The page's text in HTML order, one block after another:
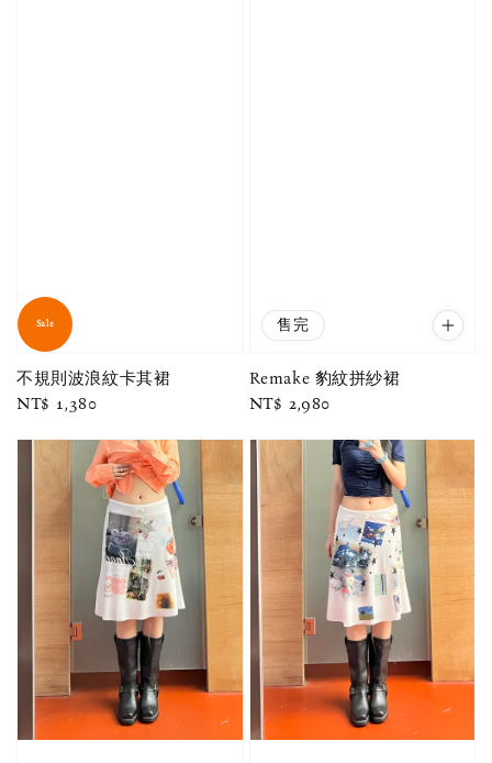
Sale
不規則波浪紋卡其裙
Regular
NT$ 1,380
售完
Remake 豹紋拼紗裙
Regular
NT$ 2,980